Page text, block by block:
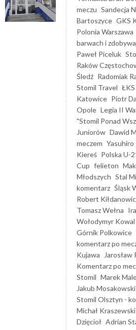
meczu Sandecja
Bartoszyce GKS
Polonia Warszawa
barwach i
Paweł Piceluk
Raków
Śledź Radomiak
Stomil Travel
Katowice Piotr
Opole Legia II
"Stomil Ponad
Juniorów Dawid
meczem Yasuhiro
Kiereś Polska U-
Cup felieton
Młodszych Stal
komentarz Śląsk
Robert
Tomasz Wełna
Wołodymyr Kowal
Górnik Polkowice
komentarz po
Kujawa
Jarosław
Komentarz po
Stomil Marek
Jakub Mosakowski
Stomil Olsztyn -
Michał Kraszewski
Dzięcioł Adrian